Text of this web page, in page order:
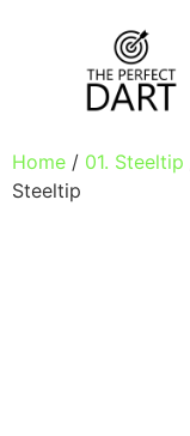
Home / 01. Steeltip
Steeltip